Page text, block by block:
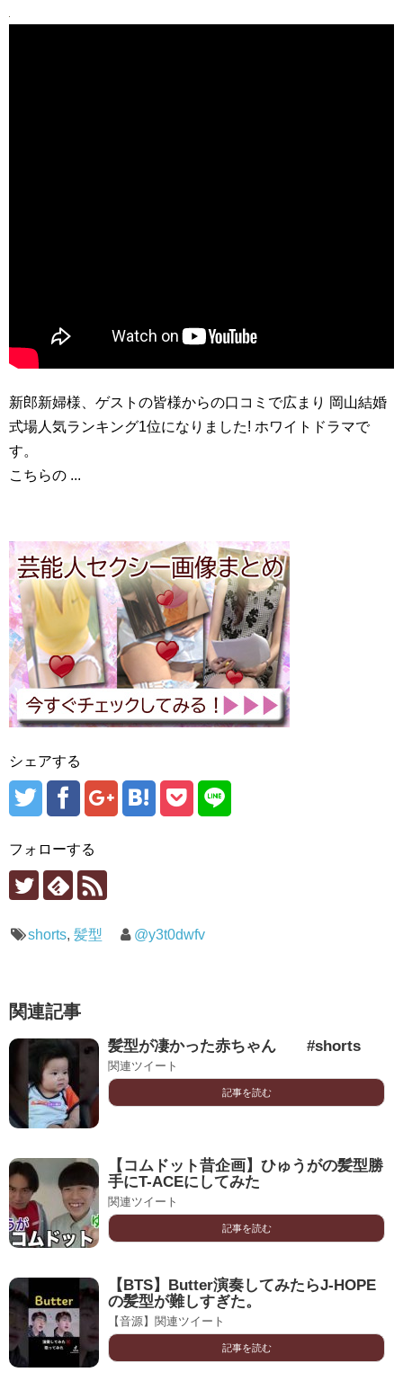
新郎新婦様、ゲストの皆様からの口コミで広まり 岡山結婚
式場人気ランキング1位になりました! ホワイトドラマで
す。
こちらの ...
シェアする
フォローする
shorts, 髪型 @y3t0dwfv
関連記事
髪型が凄かった赤ちゃん #shorts
関連ツイート
記事を読む
【コムドット昔企画】ひゅうがの髪型勝
手にT-ACEにしてみた
関連ツイート
記事を読む
【BTS】Butter演奏してみたらJ-HOPE
の髪型が難しすぎた。
【音源】関連ツイート
記事を読む